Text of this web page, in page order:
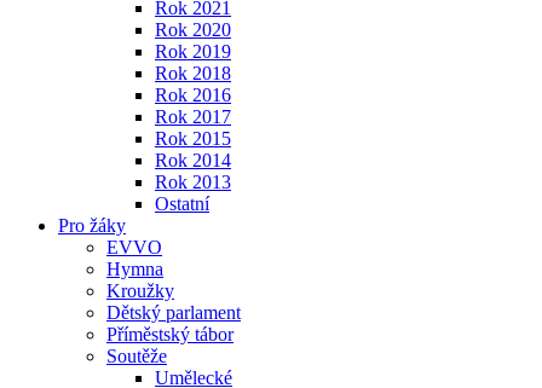
Rok 2021
Rok 2020
Rok 2019
Rok 2018
Rok 2016
Rok 2017
Rok 2015
Rok 2014
Rok 2013
Ostatní
Pro žáky
EVVO
Hymna
Kroužky
Dětský parlament
Příměstský tábor
Soutěže
Umělecké